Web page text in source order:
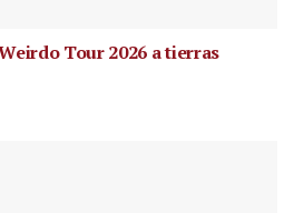
Tour 2026 a tierras